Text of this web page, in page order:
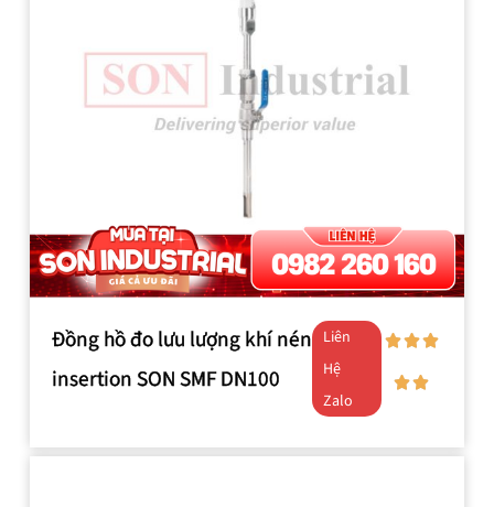
Đồng hồ đo lưu lượng khí nén
insertion SON SMF DN100
Liên
Hệ
Zalo